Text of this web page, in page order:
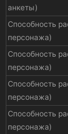
анкеты)
Способность
персонажа)
Способность
персонажа)
Способность
персонажа)
Способность
персонажа)